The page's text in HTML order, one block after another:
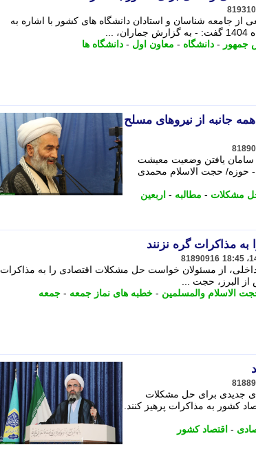
جامعه شناسان و استادان دانشگاه های کشور با اشاره به
جمهور - دانشگاه - معاون اول - دانشگاه ها
جانبه از نیروهای مسلح
سامان یافتن وضعیت معیشت
- حوزه/ حجت الاسلام محمدی
مشکلات - مطالبه - اربعین
مذاکرات گره نزنند
81890916
از مسئولان خواست حل مشکلات اقتصادی را به مذاکرات
البرز، حجت ...
الاسلام والمسلمین - خطبه های نماز جمعه - جمعه
جدیدی برای حل مشکلات
کشور به مذاکرات پرهیز کنند.
- اقتصاد کشور